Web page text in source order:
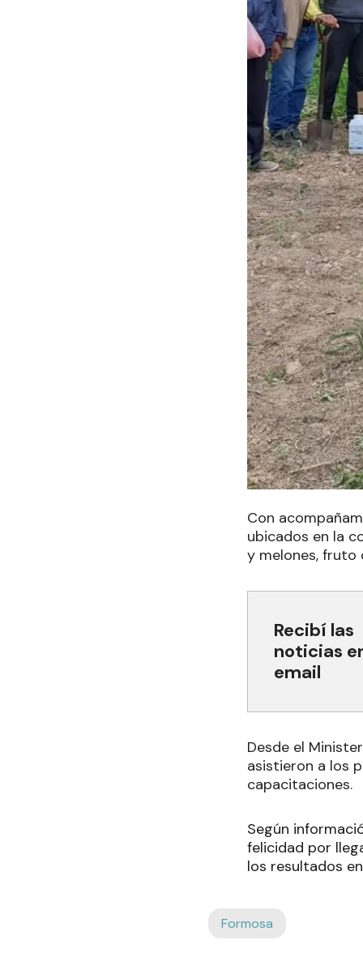
Con
ubicados en la
y melones, fruto
Recibí las
noticias
email
Desde el
asistieron a los
capacitaciones.
Según
felicidad por
los resultados
Formosa